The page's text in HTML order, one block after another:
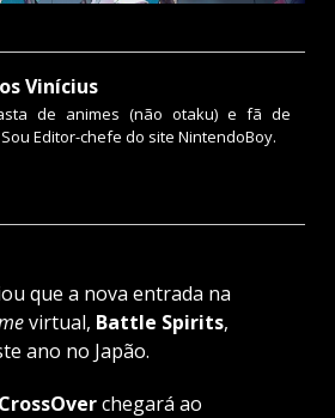
Vinícius
de animes (não otaku) e fã de
Sou Editor-chefe do site NintendoBoy.
que a nova entrada na
virtual, Battle Spirits,
ano no Japão.
chegará ao